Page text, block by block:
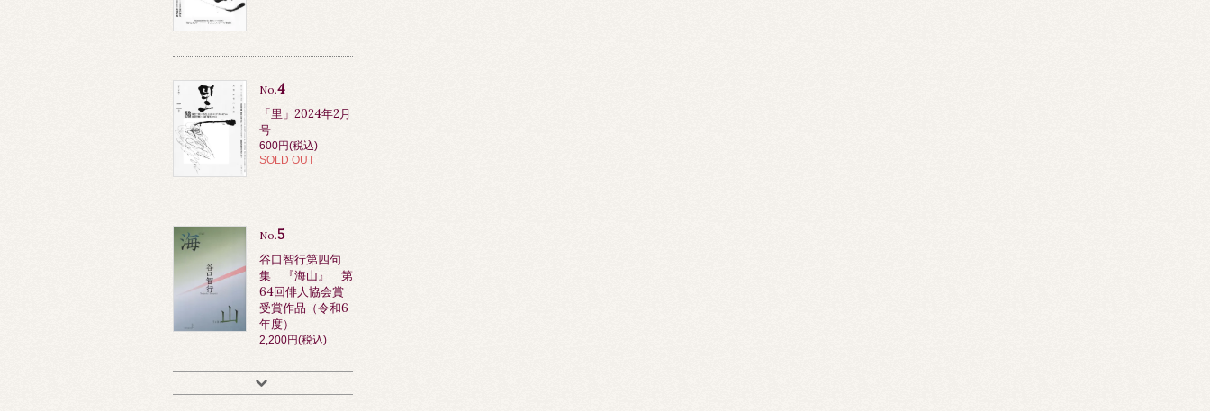
No.4
「里」2024年2月
号
600円(税込)
SOLD OUT
No.5
谷口智行第四句
集 『海山』 第
64回俳人協会賞
受賞作品（令和6
年度）
2,200円(税込)